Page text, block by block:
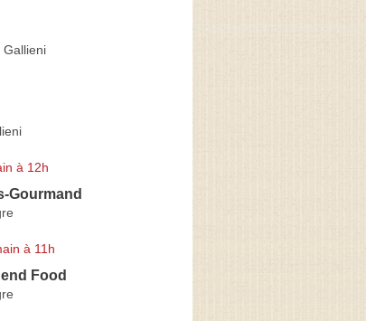
Gallieni
à 12h
Gourmand
à 11h
Food